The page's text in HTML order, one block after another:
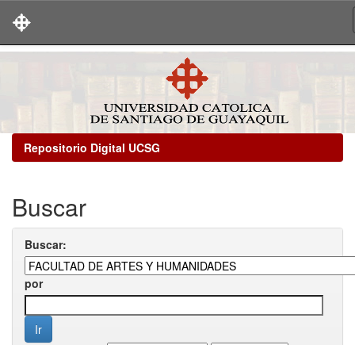
Repositorio Digital UCSG
Buscar
Buscar:
por